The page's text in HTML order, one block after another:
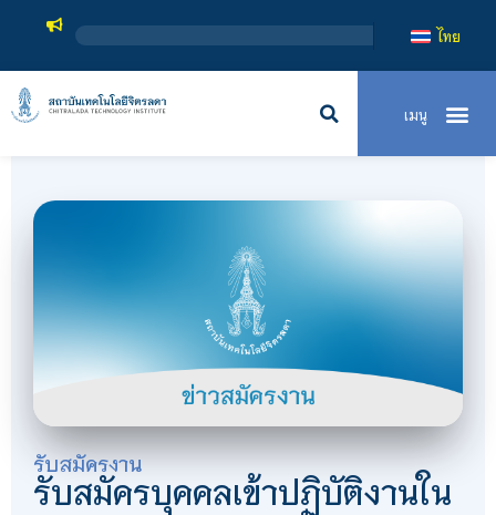
ไทย
รับสมัครงาน
รับสมัครบุคคลเข้าปฏิบัติงานใน